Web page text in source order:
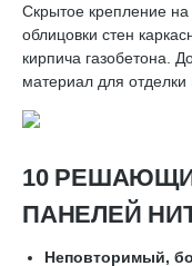
Скрытое крепление
облицовки стен
кирпича газобетона.
материал для
10
ПАНЕЛЕЙ
Неповторимый,